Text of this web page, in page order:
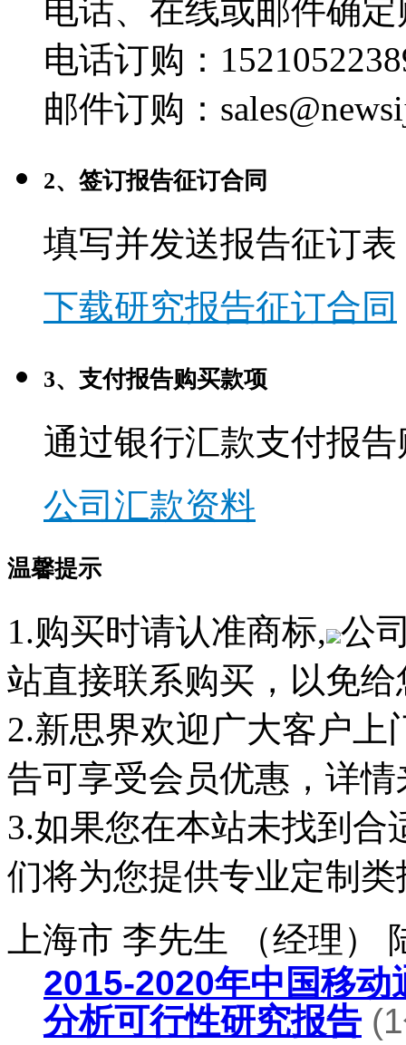
电话、在线或邮件确
电话订购：
邮件订购：
2、签订报告征订合同
填写并发送报告征订表
下载研究报告征订合同
3、支付报告购买款项
通过银行汇款支付报
公司汇款资料
温馨提示
1.购买时请认准商标, 公
站直接联系购买，以免
2.新思界欢迎广大客户
告可享受会员优惠，详
3.如果您在本站未找到
们将为您提供专业定制类
上海市 李先生 （经理）
2015-2020年中国移
分析可行性研究报告(1